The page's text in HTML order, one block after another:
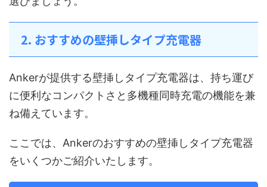
2. おすすめの壁挿しタイプ充電器
Ankerが提供する壁挿しタイプ充電器は、持ち運び
に便利なコンパクトさと多機種同時充電の機能を兼
ね備えています。
ここでは、Ankerのおすすめの壁挿しタイプ充電器
をいくつかご紹介いたします。